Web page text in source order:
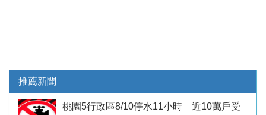
推薦新聞
桃園5行政區8/10停水11小時 近10萬戶受